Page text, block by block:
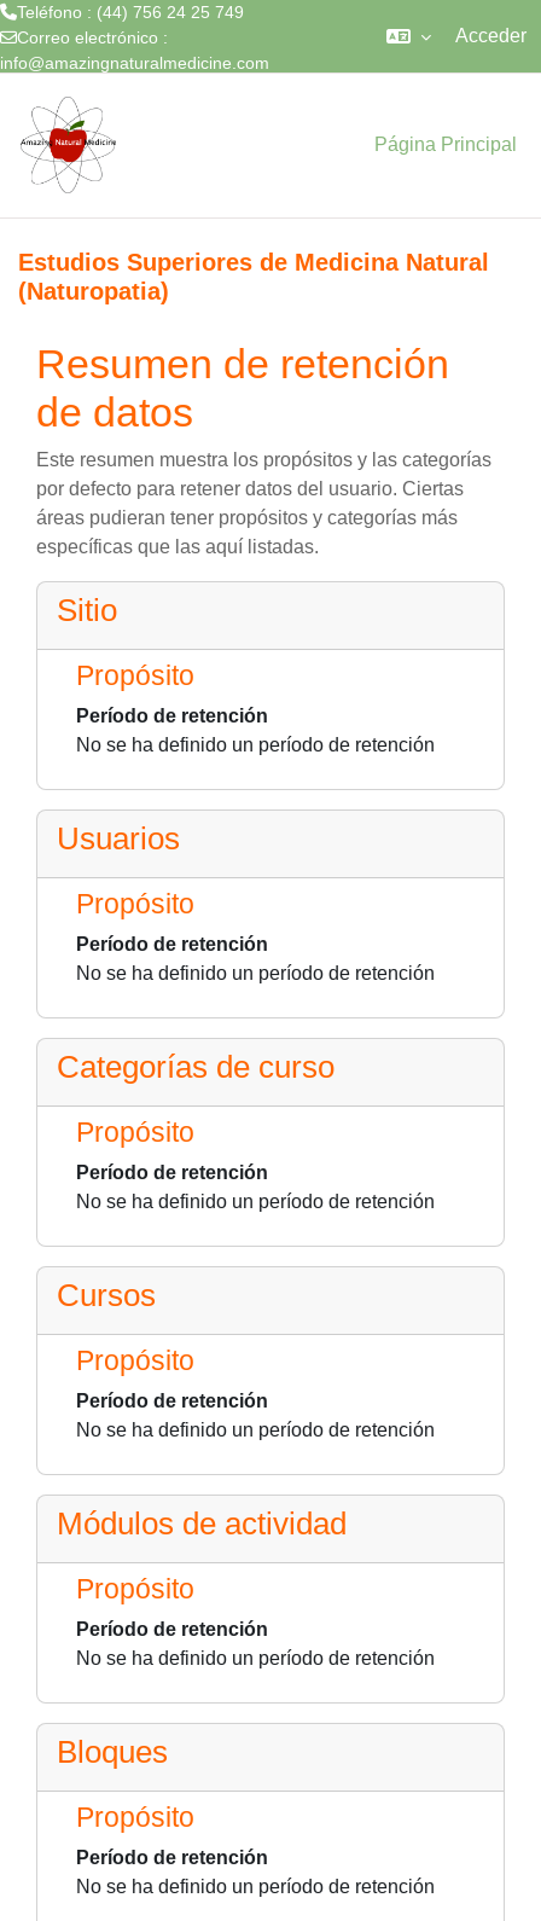
Teléfono : (44) 756 24 25 749
Correo electrónico :
info@amazingnaturalmedicine.com
Acceder
Página Principal
Estudios Superiores de Medicina Natural
(Naturopatia)
Resumen de retención
de datos
Este resumen muestra los propósitos y las categorías
por defecto para retener datos del usuario. Ciertas
áreas pudieran tener propósitos y categorías más
específicas que las aquí listadas.
Sitio
Propósito
Período de retención
No se ha definido un período de retención
Usuarios
Propósito
Período de retención
No se ha definido un período de retención
Categorías de curso
Propósito
Período de retención
No se ha definido un período de retención
Cursos
Propósito
Período de retención
No se ha definido un período de retención
Módulos de actividad
Propósito
Período de retención
No se ha definido un período de retención
Bloques
Propósito
Período de retención
No se ha definido un período de retención